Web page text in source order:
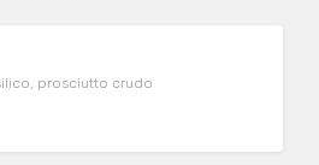
prosciutto crudo